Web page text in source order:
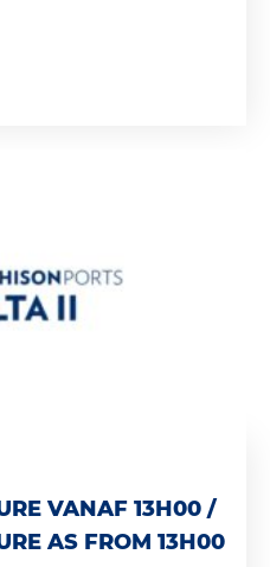
VANAF 13H00 /
AS FROM 13H00